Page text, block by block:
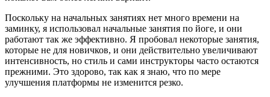
Поскольку на начальных занятиях нет много времени на
заминку, я использовал начальные занятия по йоге, и они
работают так же эффективно. Я пробовал некоторые занятия,
которые не для новичков, и они действительно увеличивают
интенсивность, но стиль и сами инструкторы часто остаются
прежними. Это здорово, так как я знаю, что по мере
улучшения платформы не изменится резко.